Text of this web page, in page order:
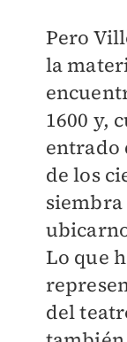
Pero
la
1600 y,
entrado
de los
Lo que
del